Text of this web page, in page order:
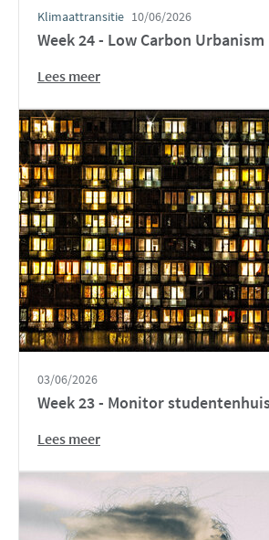
Week 24 - Low Carbon Urbanism
Lees meer
Klimaattransitie 10/06/2026
Week 23 - Monitor
Lees meer
03/06/2026